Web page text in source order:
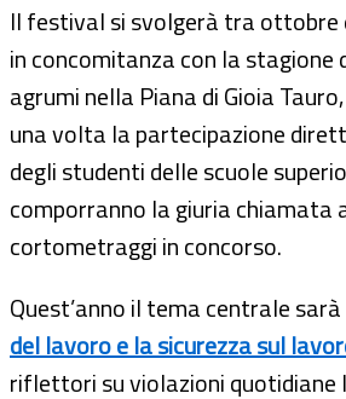
Il festival si svolgerà tra ottobre
in concomitanza con la stagione
agrumi nella Piana di Gioia
una volta la partecipazione
degli studenti delle scuole
comporranno la giuria chiamata
cortometraggi in concorso.
Quest’anno il tema centrale
del lavoro e la sicurezza sul
riflettori su violazioni quotidiane